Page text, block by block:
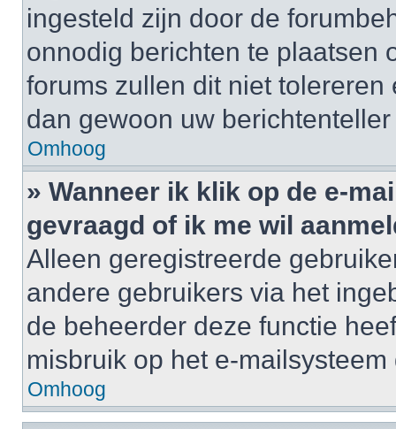
ingesteld zijn door de
onnodig berichten te plaatsen
forums zullen dit niet
dan gewoon uw
Omhoog
» Wanneer ik klik op de e-
gevraagd of ik me wil
Alleen geregistreerde
andere gebruikers via het
de beheerder deze functie
misbruik op het e-
Omhoog